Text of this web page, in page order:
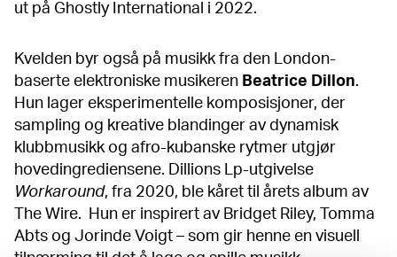
ut på Ghostly International i 2022.
Kvelden byr også på musikk fra den London-
baserte elektroniske musikeren Beatrice Dillon.
Hun lager eksperimentelle komposisjoner, der
sampling og kreative blandinger av dynamisk
klubbmusikk og afro-kubanske rytmer utgjør
hovedingrediensene. Dillions Lp-utgivelse
Workaround, fra 2020, ble kåret til årets album av
The Wire. Hun er inspirert av Bridget Riley, Tomma
Abts og Jorinde Voigt – som gir henne en visuell